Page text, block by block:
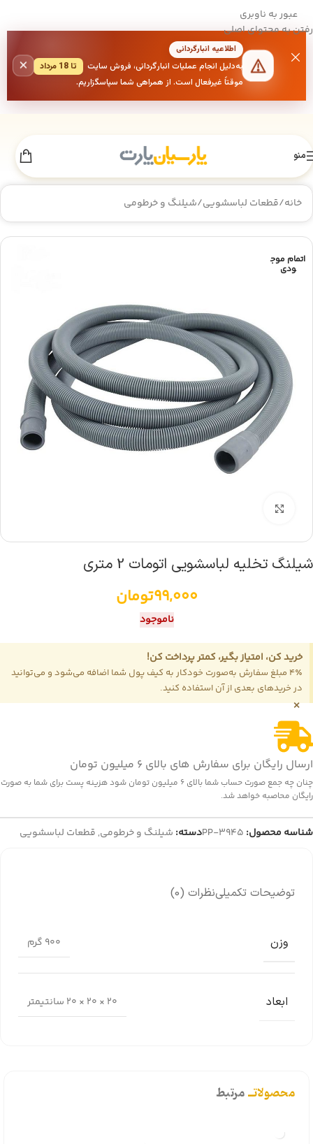
عبور به ناوبری
رفتن به محتوای اصلی
اطلاعیه انبارگردانی
به‌دلیل انجام عملیات انبارگردانی، فروش سایت
تا 18 مرداد
موقتاً غیرفعال است. از همراهی شما سپاسگزاریم.
×
منو
خانه/قطعات لباسشویی/شیلنگ و خرطومی
اتمام موج
ودی
شیلنگ تخلیه لباسشویی اتومات 2 متری
99,000تومان
ناموجود
خرید کن، امتیاز بگیر، کمتر پرداخت کن!
4٪ مبلغ سفارش به‌صورت خودکار به کیف پول شما اضافه می‌شود و می‌توانید
در خریدهای بعدی از آن استفاده کنید.
×
ارسال رایگان برای سفارش های بالای 6 میلیون تومان
چنان چه جمع صورت حساب شما بالای 6 میلیون تومان شود هزینه پست برای شما به صورت
رایگان محاصبه خواهد شد.
شناسه محصول: PP-3945دسته: شیلنگ و خرطومی, قطعات لباسشویی
توضیحات تکمیلینظرات (0)
وزن 900 گرم
ابعاد 20 × 20 × 20 سانتیمتر
محصولاتــمرتبط